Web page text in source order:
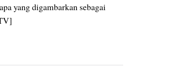
yang digambarkan sebagai